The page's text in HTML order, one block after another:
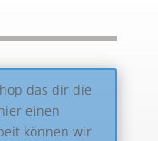
das dir die
einen
können wir